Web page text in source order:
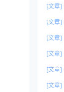
[文章]
[文章]
[文章]
[文章]
[文章]
[文章]